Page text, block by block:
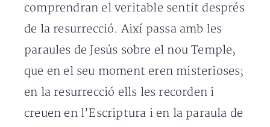
comprendran el veritable sentit després
de la resurrecció. Així passa amb les
paraules de Jesús sobre el nou Temple,
que en el seu moment eren misterioses;
en la resurrecció ells les recorden i
creuen en l’Escriptura i en la paraula de